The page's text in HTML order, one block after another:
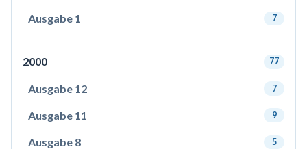
Ausgabe 1 7
2000 77
Ausgabe 12 7
Ausgabe 11 9
Ausgabe 8 5